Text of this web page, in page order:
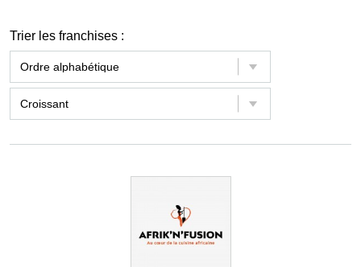
Trier les franchises :